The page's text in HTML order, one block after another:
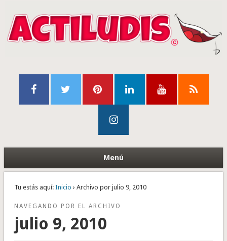
Menú
Tu estás aquí: Inicio › Archivo por julio 9, 2010
NAVEGANDO POR EL ARCHIVO
julio 9, 2010